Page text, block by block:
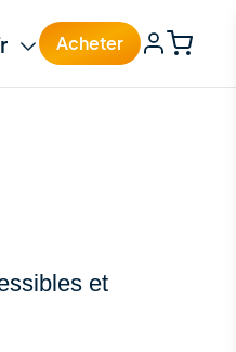
language
Acheter
et